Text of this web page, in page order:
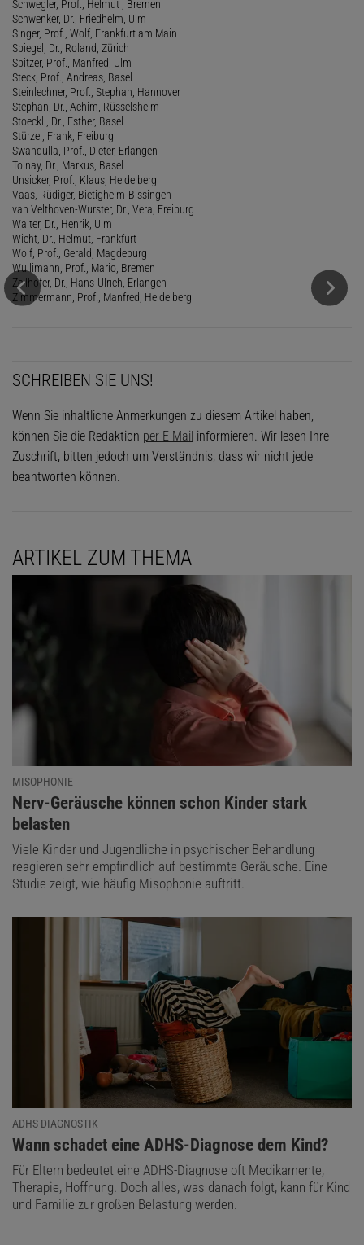
Schwegler, Prof., Helmut , Bremen
Schwenker, Dr., Friedhelm, Ulm
Singer, Prof., Wolf, Frankfurt am Main
Spiegel, Dr., Roland, Zürich
Spitzer, Prof., Manfred, Ulm
Steck, Prof., Andreas, Basel
Steinlechner, Prof., Stephan, Hannover
Stephan, Dr., Achim, Rüsselsheim
Stoeckli, Dr., Esther, Basel
Stürzel, Frank, Freiburg
Swandulla, Prof., Dieter, Erlangen
Tolnay, Dr., Markus, Basel
Unsicker, Prof., Klaus, Heidelberg
Vaas, Rüdiger, Bietigheim-Bissingen
van Velthoven-Wurster, Dr., Vera, Freiburg
Walter, Dr., Henrik, Ulm
Wicht, Dr., Helmut, Frankfurt
Wolf, Prof., Gerald, Magdeburg
Wullimann, Prof., Mario, Bremen
Zeilhofer, Dr., Hans-Ulrich, Erlangen
Zimmermann, Prof., Manfred, Heidelberg
SCHREIBEN SIE UNS!
Wenn Sie inhaltliche Anmerkungen zu diesem Artikel haben,
können Sie die Redaktion per E-Mail informieren. Wir lesen Ihre
Zuschrift, bitten jedoch um Verständnis, dass wir nicht jede
beantworten können.
ARTIKEL ZUM THEMA
MISOPHONIE
:
Nerv-Geräusche können schon Kinder stark
belasten
Viele Kinder und Jugendliche in psychischer Behandlung
reagieren sehr empfindlich auf bestimmte Geräusche. Eine
Studie zeigt, wie häufig Misophonie auftritt.
ADHS-DIAGNOSTIK
:
Wann schadet eine ADHS-Diagnose dem Kind?
Für Eltern bedeutet eine ADHS-Diagnose oft Medikamente,
Therapie, Hoffnung. Doch alles, was danach folgt, kann für Kind
und Familie zur großen Belastung werden.